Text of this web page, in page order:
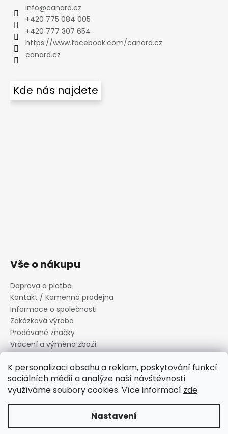
K personalizaci obsahu a reklam, poskytování funkcí
sociálních médií a analýze naší návštěvnosti
využíváme soubory cookies. Více informací zde.
Nastavení
info@canard.cz
+420 775 084 005
+420 777 307 654
https://www.facebook.com/canard.cz
canard.cz
Kde nás najdete
Vše o nákupu
Doprava a platba
Kontakt / Kamenná prodejna
Informace o společnosti
Zakázková výroba
Prodávané značky
Vrácení a výměna zboží
Informace o souborech cookies
Reklamační řád
Obchodní podmínky